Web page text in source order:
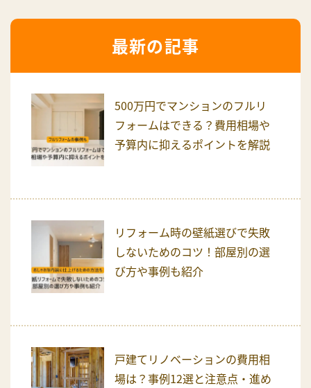
最新の記事
500万円でマンションのフルリ
フォームはできる？費用相場や
予算内に抑えるポイントを解説
リフォーム時の壁紙選びで失敗
しないためのコツ！部屋別の選
び方や事例も紹介
戸建てリノベーションの費用相
場は？事例12選と注意点・進め